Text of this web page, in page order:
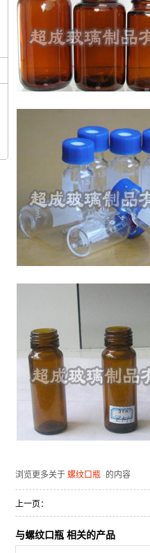
浏览更多关于 螺纹口瓶 的内容
上一页：
与螺纹口瓶 相关的产品